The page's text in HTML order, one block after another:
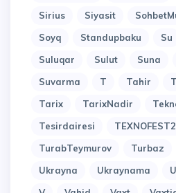
Sirius
Siyasit
Soyq
Standupbaku Su
Suluqar
Sulut Suna
Suvarma
T Tahir
Tarix
TarixNadir
Tesirdairesi
TurabTeymurov
Turbaz
Ukrayna
Ukraynama